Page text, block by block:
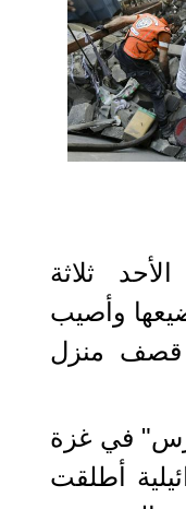
ثلاثة
وأصيب
قصف منزل
في غزة
أطلقت